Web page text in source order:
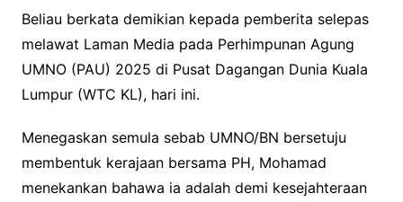
Beliau berkata demikian kepada pemberita selepas
melawat Laman Media pada Perhimpunan Agung
UMNO (PAU) 2025 di Pusat Dagangan Dunia Kuala
Lumpur (WTC KL), hari ini.
Menegaskan semula sebab UMNO/BN bersetuju
membentuk kerajaan bersama PH, Mohamad
menekankan bahawa ia adalah demi kesejahteraan